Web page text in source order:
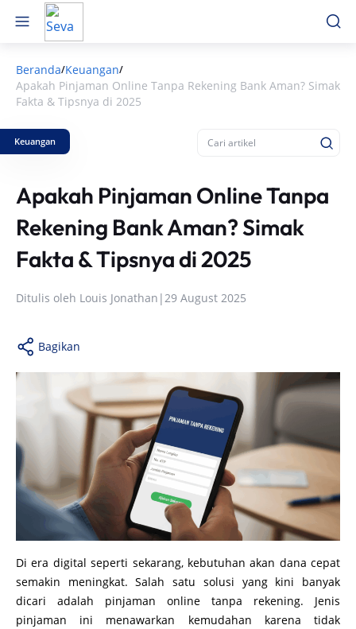
Beranda/Keuangan/
Apakah Pinjaman Online Tanpa Rekening Bank Aman? Simak
Fakta & Tipsnya di 2025
Keuangan
Apakah Pinjaman Online Tanpa
Rekening Bank Aman? Simak
Fakta & Tipsnya di 2025
Ditulis oleh Louis Jonathan |29 August 2025
Bagikan
Di era digital seperti sekarang, kebutuhan akan dana cepat
semakin meningkat. Salah satu solusi yang kini banyak
dicari adalah pinjaman online tanpa rekening. Jenis
pinjaman ini menawarkan kemudahan karena tidak